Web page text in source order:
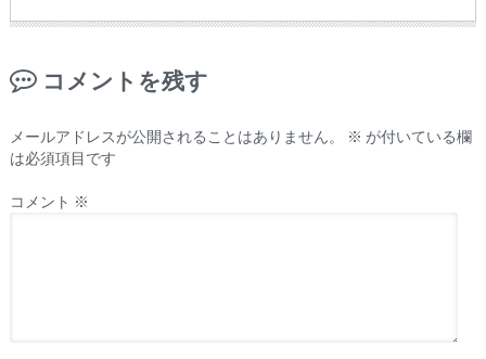
コメントを残す
メールアドレスが公開されることはありません。 ※ が付いている欄
は必須項目です
コメント ※